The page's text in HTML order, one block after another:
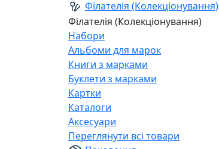
Філателія (Колекціонування)
Філателія (Колекціонування)
Набори
Альбоми для марок
Книги з марками
Буклети з марками
Картки
Каталоги
Аксесуари
Переглянути всі товари